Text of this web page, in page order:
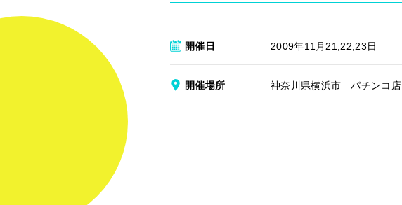
開催日 2009年11月21,22,23日
開催場所 神奈川県横浜市 パチンコ店